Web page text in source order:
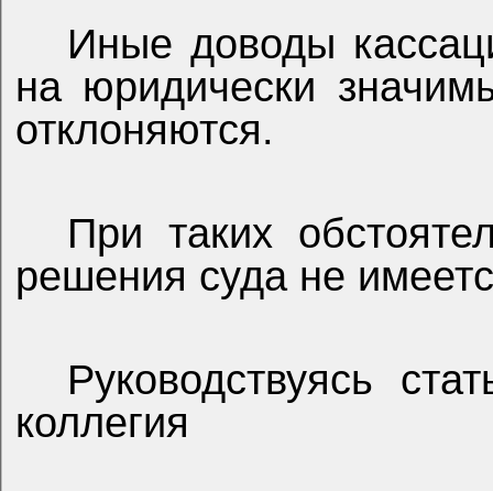
Иные доводы
на юридически
отклоняются.
При таких
решения суда не
Руководствуясь
коллегия